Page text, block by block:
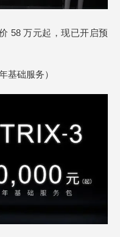
58 万元起，现已开启预
基础服务）